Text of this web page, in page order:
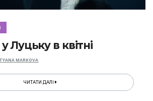
Луцьку в квітні
MARKOVA
ЧИТАТИ ДАЛІ